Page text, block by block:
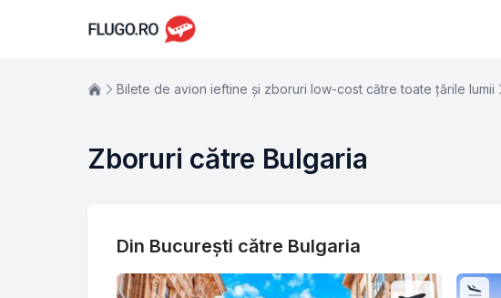
Bilete de avion ieftine şi zboruri low-cost către toate țările lumii
Zboruri către Bulgaria
Din București către Bulgaria